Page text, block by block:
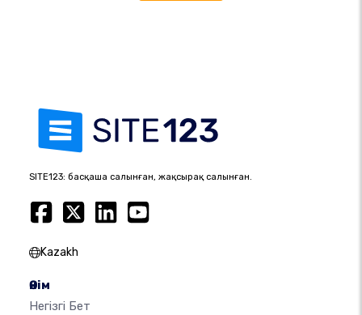
SITE123: басқаша салынған, жақсырақ салынған.
Kazakh
Өнім
Негізгі Бет